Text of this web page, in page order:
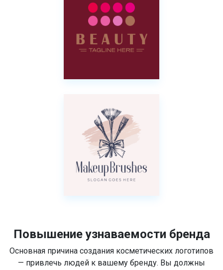
Повышение узнаваемости бренда
Основная причина создания косметических логотипов
— привлечь людей к вашему бренду. Вы должны